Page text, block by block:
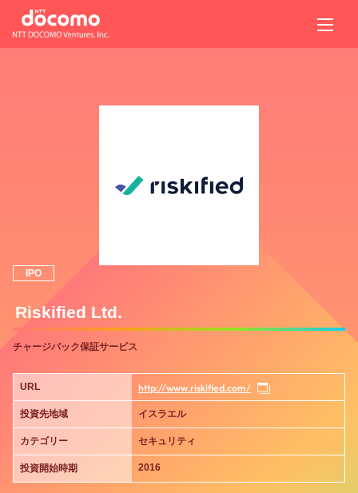
IPO
Riskified Ltd.
チャージバック保証サービス
URL http://www.riskified.com/
投資先地域 イスラエル
カテゴリー セキュリティ
投資開始時期 2016